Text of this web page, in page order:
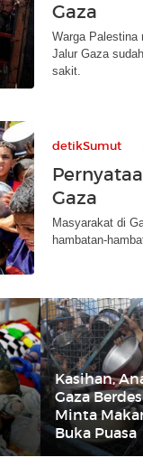
Gaza
Warga Palestina
Jalur Gaza
sakit.
detikSumut
Gaza
Masyarakat di
hambatan-
Kasihan,
Gaza
Minta
Buka Puasa